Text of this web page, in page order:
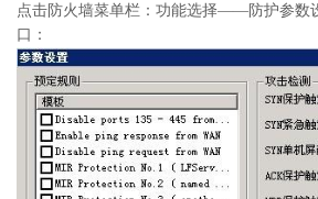
点击防火墙菜单栏：功能选择——防护参数
口：